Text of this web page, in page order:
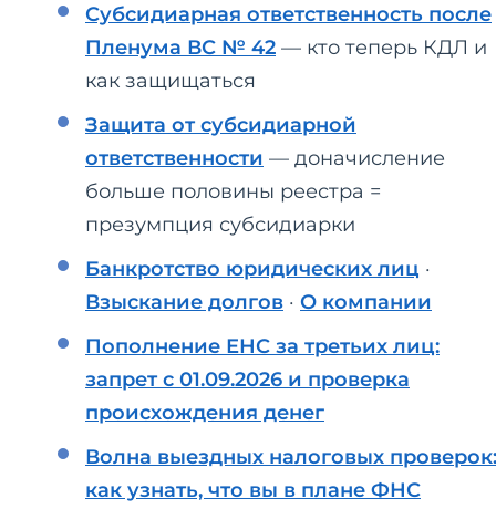
Субсидиарная ответственность после
Пленума ВС № 42 — кто теперь КДЛ и
как защищаться
Защита от субсидиарной
ответственности — доначисление
больше половины реестра =
презумпция субсидиарки
Банкротство юридических лиц ·
Взыскание долгов · О компании
Пополнение ЕНС за третьих лиц:
запрет с 01.09.2026 и проверка
происхождения денег
Волна выездных налоговых проверок:
как узнать, что вы в плане ФНС